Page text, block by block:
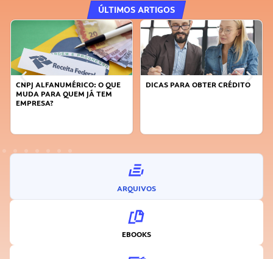
ÚLTIMOS ARTIGOS
DICAS PARA OBTER CRÉDITO
FAÇA A DIFERENÇA: SEJA
ARQUIVOS
EBOOKS